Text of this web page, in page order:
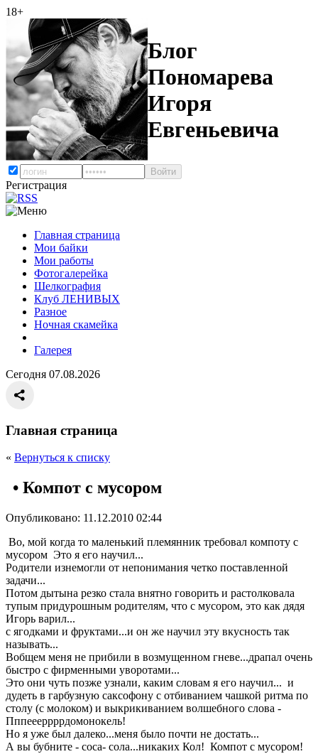
18+
Блог
Пономарева
Игоря
Евгеньевича
Регистрация
Главная страница
Мои байки
Мои работы
Фотогалерейка
Шелкография
Клуб ЛЕНИВЫХ
Разное
Ночная скамейка
Галерея
Сегодня 07.08.2026
Главная страница
« Вернуться к списку
• Компот с мусором
Опубликовано: 11.12.2010 02:44
Во, мой когда то маленький племянник требовал компоту с
мусором Это я его научил...
Родители изнемогли от непонимания четко поставленной
задачи...
Потом дытына резко стала внятно говорить и растолковала
тупым придурошным родителям, что с мусором, это как дядя
Игорь варил...
с ягодками и фруктами...и он же научил эту вкусность так
называть...
Вобщем меня не прибили в возмущенном гневе...драпал очень
быстро с фирменными уворотами...
Это они чуть позже узнали, каким словам я его научил... и
дудеть в гарбузную саксофону с отбиванием чашкой ритма по
столу (с молоком) и выкрикиванием волшебного слова -
Пппеееррррдомонокель!
Но я уже был далеко...меня было почти не достать...
А вы бубните - соса- сола...никаких Кол! Компот с мусором!